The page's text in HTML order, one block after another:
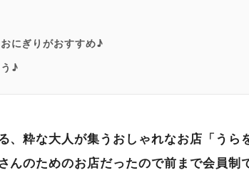
にぎりがおすすめ♪
♪
、粋な大人が集うおしゃれなお店「うら
んのためのお店だったので前まで会員制